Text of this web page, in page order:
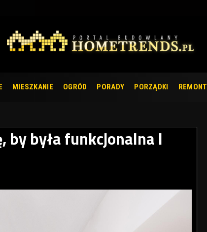
MIESZKANIE OGRÓD PORADY PORZĄDKI REMONT
by była funkcjonalna i